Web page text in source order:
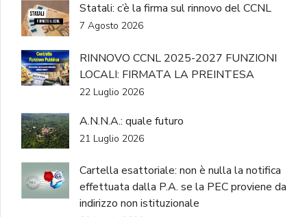
Statali: c’è la firma sul rinnovo del CCNL
7 Agosto 2026
RINNOVO CCNL 2025-2027 FUNZIONI
LOCALI: FIRMATA LA PREINTESA
22 Luglio 2026
A.N.N.A.: quale futuro
21 Luglio 2026
Cartella esattoriale: non è nulla la notifica
effettuata dalla P.A. se la PEC proviene da
indirizzo non istituzionale